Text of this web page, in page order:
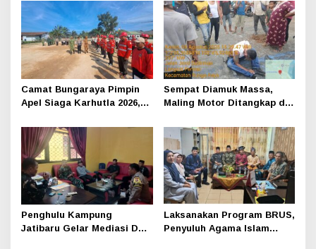
Camat Bungaraya Pimpin
Apel Siaga Karhutla 2026,
Perusahaan dan
Masyarakat Dikuatkan
Sempat Diamuk Massa,
Maling Motor Ditangkap di
Penghulu Kampung
Jatibaru Gelar Mediasi Dua
Laksanakan Program BRUS,
Penyuluh Agama Islam